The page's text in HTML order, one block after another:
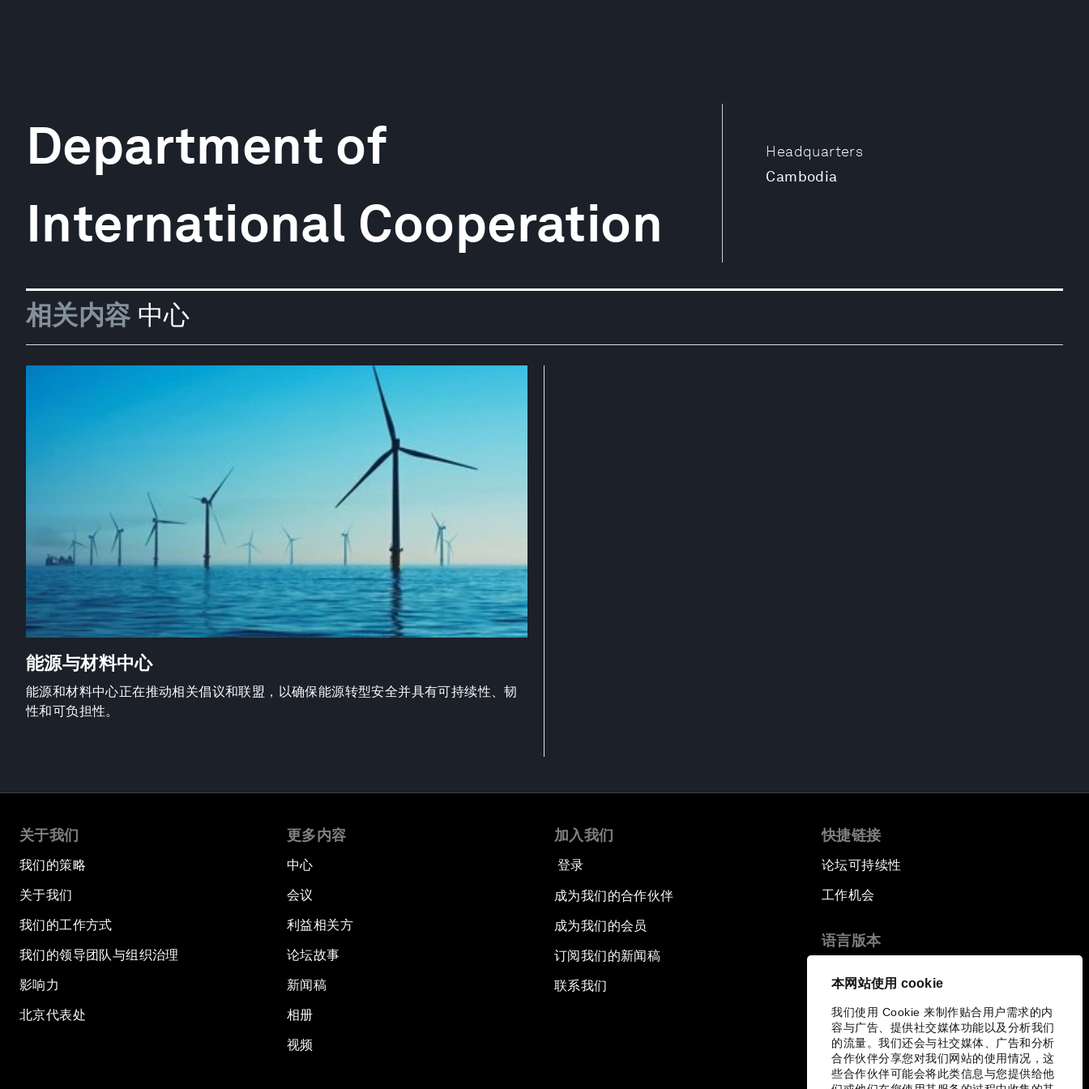
本网站使用 cookie
我们使用 Cookie 来制作贴合用户需求的内
容与广告、提供社交媒体功能以及分析我们
的流量。我们还会与社交媒体、广告和分析
合作伙伴分享您对我们网站的使用情况，这
些合作伙伴可能会将此类信息与您提供给他
Headquarters
Cambodia
Department of
International Cooperation
相关内容 中心
能源与材料中心
能源和材料中心正在推动相关倡议和联盟，以确保能源转型安全并具有可持续性、韧
性和可负担性。
关于我们
我们的策略
关于我们
我们的工作方式
我们的领导团队与组织治理
影响力
北京代表处
更多内容
中心
会议
利益相关方
论坛故事
新闻稿
相册
视频
加入我们
登录
成为我们的合作伙伴
成为我们的会员
订阅我们的新闻稿
联系我们
快捷链接
论坛可持续性
工作机会
语言版本